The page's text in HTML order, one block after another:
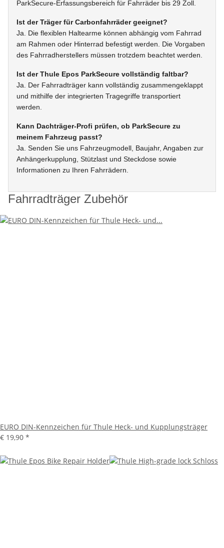
ParkSecure-Erfassungsbereich für Fahrräder bis 29 Zoll.
Ist der Träger für Carbonfahrräder geeignet?
Ja. Die flexiblen Haltearme können abhängig vom Fahrrad
am Rahmen oder Hinterrad befestigt werden. Die Vorgaben
des Fahrradherstellers müssen trotzdem beachtet werden.
Ist der Thule Epos ParkSecure vollständig faltbar?
Ja. Der Fahrradträger kann vollständig zusammengeklappt
und mithilfe der integrierten Tragegriffe transportiert
werden.
Kann Dachträger-Profi prüfen, ob ParkSecure zu
meinem Fahrzeug passt?
Ja. Senden Sie uns Fahrzeugmodell, Baujahr, Angaben zur
Anhängerkupplung, Stützlast und Steckdose sowie
Informationen zu Ihren Fahrrädern.
Fahrradträger Zubehör
EURO DIN-Kennzeichen für Thule Heck- und Kupplungsträger
€ 19,90 *